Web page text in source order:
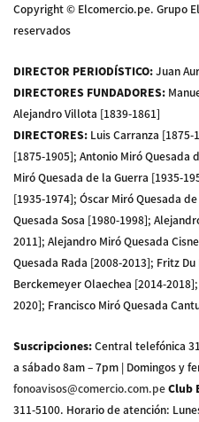
Copyright © Elcomercio.pe. Grupo
reservados
DIRECTOR PERIODÍSTICO:Juan
DIRECTORES FUNDADORES:
Alejandro Villota [1839-1861]
DIRECTORES: Luis Carranza [1875-
[1875-1905]; Antonio Miró Quesada
Miró Quesada de la Guerra [1935-
[1935-1974]; Óscar Miró Quesada
Quesada Sosa [1980-1998];
2011]; Alejandro Miró Quesada
Quesada Rada [2008-2013]; Fritz
Berckemeyer Olaechea [2014-
2020]; Francisco Miró Quesada
Suscripciones:Central telefónica
a sábado 8am – 7pm | Domingos y
fonoavisos@comercio.com.peClub
311-5100. Horario de atención: